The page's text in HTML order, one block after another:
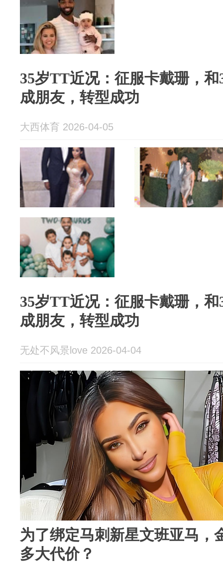
35岁TT近况：征服卡戴珊，
成朋友，转型成功
大西体育 2026-04-05
35岁TT近况：征服卡戴珊，
成朋友，转型成功
无处不风景love 2026-04-04
为了绑定马刺新星文班亚马，
多大代价？